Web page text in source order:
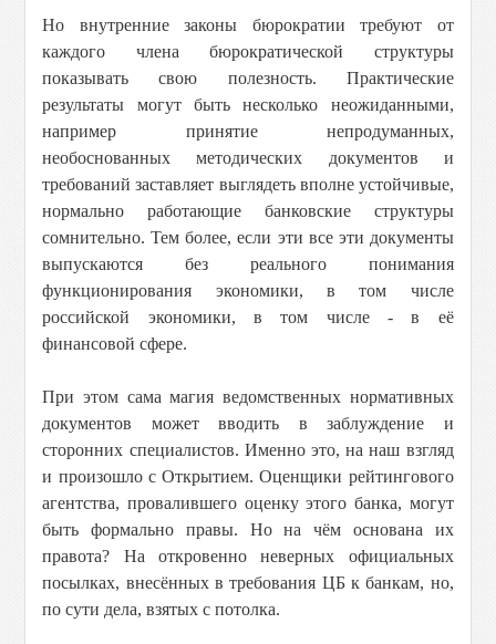
Но внутренние законы бюрократии требуют от
каждого члена бюрократической структуры
показывать свою полезность. Практические
результаты могут быть несколько неожиданными,
например принятие непродуманных,
необоснованных методических документов и
требований заставляет выглядеть вполне устойчивые,
нормально работающие банковские структуры
сомнительно. Тем более, если эти все эти документы
выпускаются без реального понимания
функционирования экономики, в том числе
российской экономики, в том числе - в её
финансовой сфере.
При этом сама магия ведомственных нормативных
документов может вводить в заблуждение и
сторонних специалистов. Именно это, на наш взгляд
и произошло с Открытием. Оценщики рейтингового
агентства, провалившего оценку этого банка, могут
быть формально правы. Но на чём основана их
правота? На откровенно неверных официальных
посылках, внесённых в требования ЦБ к банкам, но,
по сути дела, взятых с потолка.